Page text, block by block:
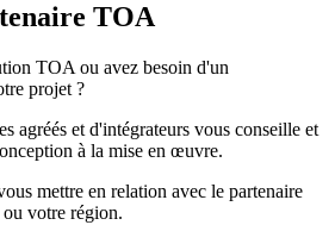
TOA
TOA ou avez besoin d'un
projet ?
agréés et d'intégrateurs vous conseille et
à la mise en œuvre.
mettre en relation avec le partenaire
votre région.